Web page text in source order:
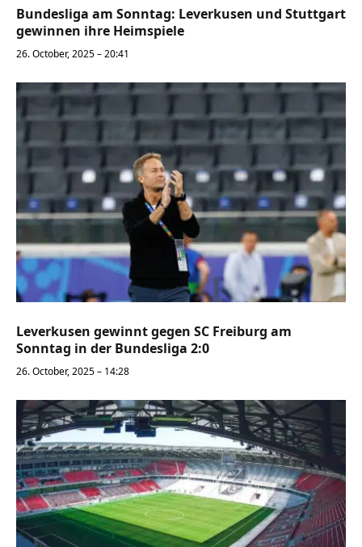
Bundesliga am Sonntag: Leverkusen und Stuttgart
gewinnen ihre Heimspiele
26. October, 2025 – 20:41
Leverkusen gewinnt gegen SC Freiburg am
Sonntag in der Bundesliga 2:0
26. October, 2025 – 14:28